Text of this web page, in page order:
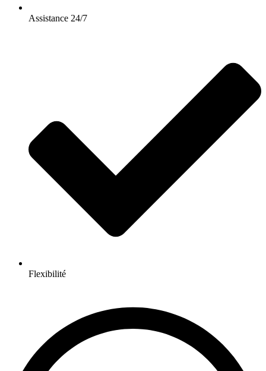
Assistance 24/7
Flexibilité